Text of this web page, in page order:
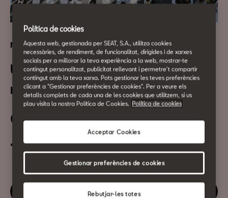
Networking | Esdeveniment digital
Un nou acord per a la
mobilitat
01 de Juliol
13:00h
Gaudeix d'aquest esdeveniment
Política de cookies
Aquesta web, gestionada per SEAT, S.A., utilitza cookies
necessàries, de rendiment, de funcionalitat, dirigides i de xarxes
socials per a millorar la teva experiència a la web, mostrar-te
contingut personalitzat, publicitat rellevant i permetre't compartir
contingut amb la teva xarxa. Pots gestionar les teves preferències
clicant a "Gestionar preferències de cookies". Per a veure els
detalls complets de cada una de les cookies que utilitzem, si us
plau visita la nostra Política de Cookies. Política de cookies
Rebutjar-les totes
Acceptar Cookies
Gestionar preferències de cookies